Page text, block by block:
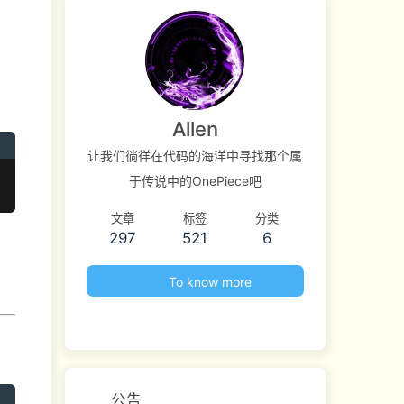
Allen
让我们徜徉在代码的海洋中寻找那个属
于传说中的OnePiece吧
文章
297
标签
521
分类
6
To know more
公告